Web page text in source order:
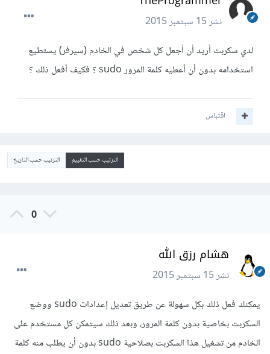
نشر15 سبتمبر 2015
لدي سكربت أريد أن أجعل كل شخص في الخادم (سيرفر) يستطيع
استخدامه بدون أن أعطيه كلمة المرور sudo ؟ فكيف أفعل ذلك ؟
اقتباس
الترتيب حسب التقييم الترتيب حسب التاريخ
0
هشام رزق الله
نشر15 سبتمبر 2015
يمكنك فعل ذلك بكل سهولة عن طريق تعديل إعدادات sudo ووضع
السكربت بخاصية بدون كلمة المرور، وبعد ذلك سيتمكن كل مستخدم على
الخادم من تشغيل هذا السكربت بصلاحية sudo بدون أن يطلب منه كلمة